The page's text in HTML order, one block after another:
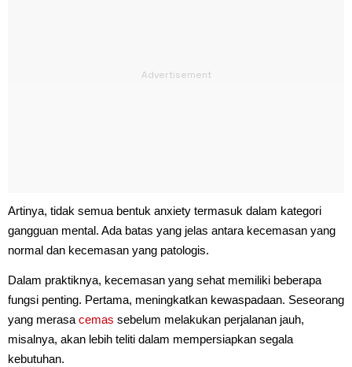
Artinya, tidak semua bentuk anxiety termasuk dalam kategori
gangguan mental. Ada batas yang jelas antara kecemasan yang
normal dan kecemasan yang patologis.
Dalam praktiknya, kecemasan yang sehat memiliki beberapa
fungsi penting. Pertama, meningkatkan kewaspadaan. Seseorang
yang merasa cemas sebelum melakukan perjalanan jauh,
misalnya, akan lebih teliti dalam mempersiapkan segala
kebutuhan.